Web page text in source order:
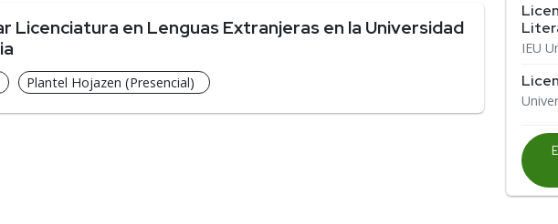
Licenciatura en Lenguas Extranjeras en la Universidad
Plantel Hojazen (Presencial)
IEU